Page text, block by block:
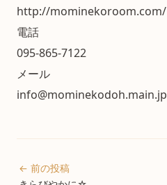
http://mominekoroom.com/
電話
095-865-7122
メール
info@mominekodoh.main.jp
← 前の投稿